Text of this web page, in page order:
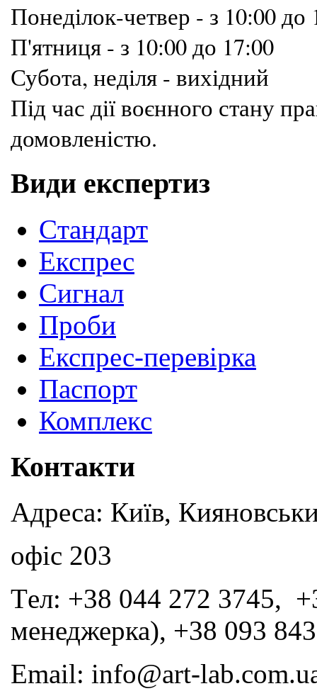
Понеділок-четвер - з 10:00 до
П'ятниця - з 10:00 до 17:00
Субота, неділя - вихідний
Під час дії воєнного стану
домовленістю.
Види експертиз
Cтандарт
Експрес
Сигнал
Проби
Експрес-перевірка
Паспорт
Комплекс
Контакти
Адреса: Київ,
офіс 203
Tел: +38 044 272 3745,
менеджерка), +38 093
Email: info@art-